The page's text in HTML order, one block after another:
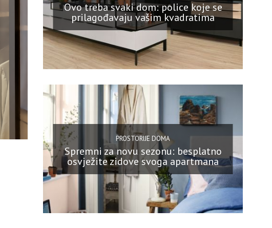
Ovo treba svaki dom: police koje se
prilagođavaju vašim kvadratima
PROSTORIJE DOMA
Spremni za novu sezonu: besplatno
osvježite zidove svoga apartmana